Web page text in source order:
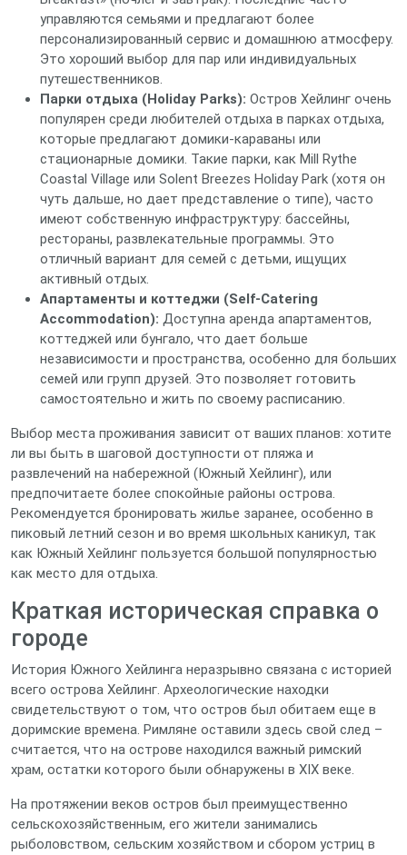
управляются семьями и предлагают более
персонализированный сервис и домашнюю атмосферу.
Это хороший выбор для пар или индивидуальных
путешественников.
Парки отдыха (Holiday Parks): Остров Хейлинг очень
популярен среди любителей отдыха в парках отдыха,
которые предлагают домики-караваны или
стационарные домики. Такие парки, как Mill Rythe
Coastal Village или Solent Breezes Holiday Park (хотя он
чуть дальше, но дает представление о типе), часто
имеют собственную инфраструктуру: бассейны,
рестораны, развлекательные программы. Это
отличный вариант для семей с детьми, ищущих
активный отдых.
Апартаменты и коттеджи (Self-Catering
Accommodation): Доступна аренда апартаментов,
коттеджей или бунгало, что дает больше
независимости и пространства, особенно для больших
семей или групп друзей. Это позволяет готовить
самостоятельно и жить по своему расписанию.
Выбор места проживания зависит от ваших планов: хотите
ли вы быть в шаговой доступности от пляжа и
развлечений на набережной (Южный Хейлинг), или
предпочитаете более спокойные районы острова.
Рекомендуется бронировать жилье заранее, особенно в
пиковый летний сезон и во время школьных каникул, так
как Южный Хейлинг пользуется большой популярностью
как место для отдыха.
Краткая историческая справка о
городе
История Южного Хейлинга неразрывно связана с историей
всего острова Хейлинг. Археологические находки
свидетельствуют о том, что остров был обитаем еще в
доримские времена. Римляне оставили здесь свой след –
считается, что на острове находился важный римский
храм, остатки которого были обнаружены в XIX веке.
На протяжении веков остров был преимущественно
сельскохозяйственным, его жители занимались
рыболовством, сельским хозяйством и сбором устриц в